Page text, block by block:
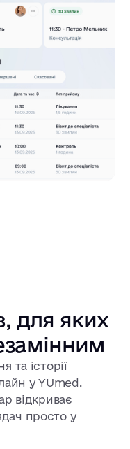
для яких
та історії
у YUmed.
відкриває
просто у